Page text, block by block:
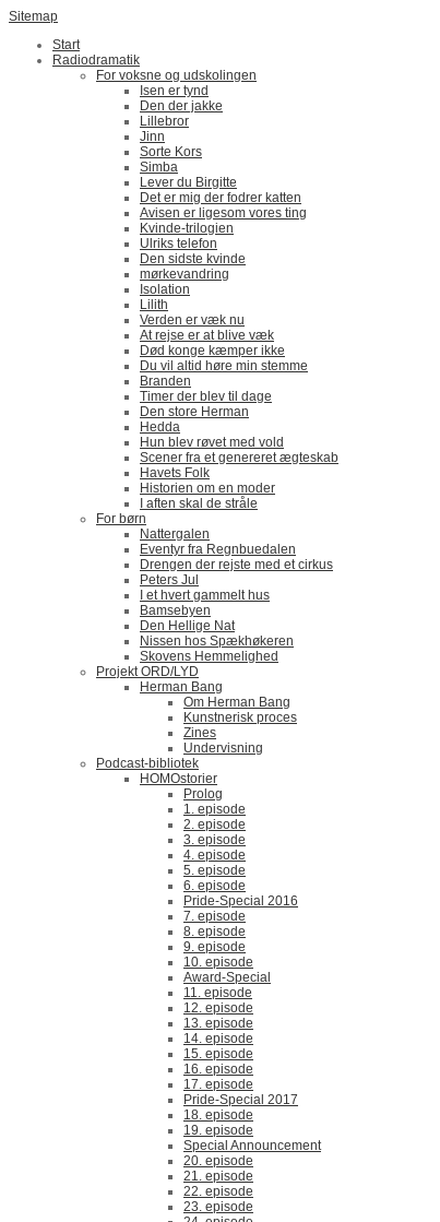
Sitemap
Start
Radiodramatik
For voksne og udskolingen
Isen er tynd
Den der jakke
Lillebror
Jinn
Sorte Kors
Simba
Lever du Birgitte
Det er mig der fodrer katten
Avisen er ligesom vores ting
Kvinde-trilogien
Ulriks telefon
Den sidste kvinde
mørkevandring
Isolation
Lilith
Verden er væk nu
At rejse er at blive væk
Død konge kæmper ikke
Du vil altid høre min stemme
Branden
Timer der blev til dage
Den store Herman
Hedda
Hun blev røvet med vold
Scener fra et genereret ægteskab
Havets Folk
Historien om en moder
I aften skal de stråle
For børn
Nattergalen
Eventyr fra Regnbuedalen
Drengen der rejste med et cirkus
Peters Jul
I et hvert gammelt hus
Bamsebyen
Den Hellige Nat
Nissen hos Spækhøkeren
Skovens Hemmelighed
Projekt ORD/LYD
Herman Bang
Om Herman Bang
Kunstnerisk proces
Zines
Undervisning
Podcast-bibliotek
HOMOstorier
Prolog
1. episode
2. episode
3. episode
4. episode
5. episode
6. episode
Pride-Special 2016
7. episode
8. episode
9. episode
10. episode
Award-Special
11. episode
12. episode
13. episode
14. episode
15. episode
16. episode
17. episode
Pride-Special 2017
18. episode
19. episode
Special Announcement
20. episode
21. episode
22. episode
23. episode